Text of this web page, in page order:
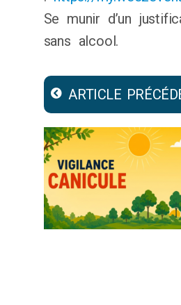
Se munir d’un
sans alcool.
ARTICLE